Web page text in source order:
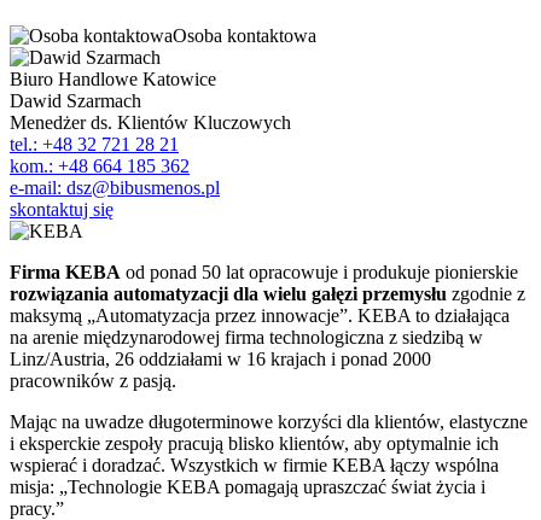
Osoba kontaktowa
Biuro Handlowe Katowice
Dawid Szarmach
Menedżer ds. Klientów Kluczowych
tel.: +48 32 721 28 21
kom.: +48 664 185 362
e-mail: dsz@bibusmenos.pl
skontaktuj się
Firma KEBA od ponad 50 lat opracowuje i produkuje pionierskie
rozwiązania automatyzacji dla wielu gałęzi przemysłu zgodnie z
maksymą „Automatyzacja przez innowacje”. KEBA to działająca
na arenie międzynarodowej firma technologiczna z siedzibą w
Linz/Austria, 26 oddziałami w 16 krajach i ponad 2000
pracowników z pasją.
Mając na uwadze długoterminowe korzyści dla klientów, elastyczne
i eksperckie zespoły pracują blisko klientów, aby optymalnie ich
wspierać i doradzać. Wszystkich w firmie KEBA łączy wspólna
misja: „Technologie KEBA pomagają upraszczać świat życia i
pracy.”